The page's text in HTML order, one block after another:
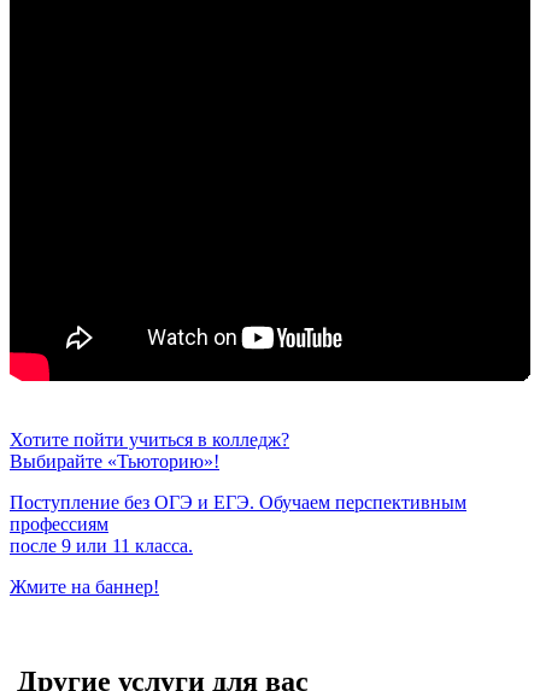
Хотите пойти учиться в колледж?
Выбирайте «Тьюторию»!
Поступление без ОГЭ и ЕГЭ. Обучаем перспективным
профессиям
после 9 или 11 класса.
Жмите на баннер!
Другие услуги для вас